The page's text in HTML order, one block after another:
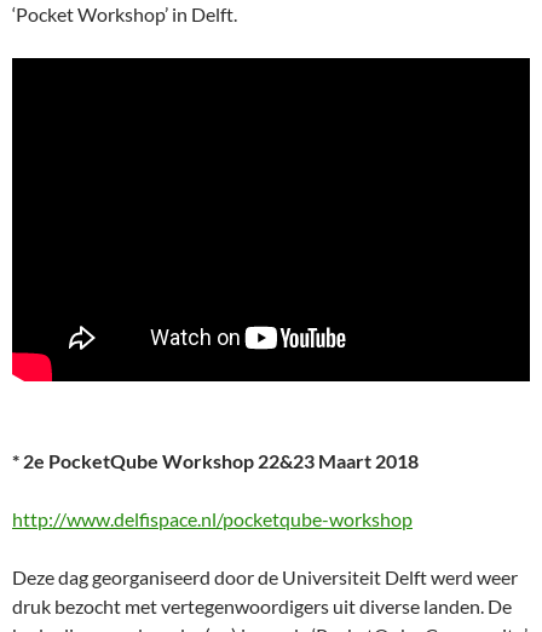
‘Pocket Workshop’ in Delft.
* 2e PocketQube Workshop 22&23 Maart 2018
http://www.delfispace.nl/pocketqube-workshop
Deze dag georganiseerd door de Universiteit Delft werd weer
druk bezocht met vertegenwoordigers uit diverse landen. De